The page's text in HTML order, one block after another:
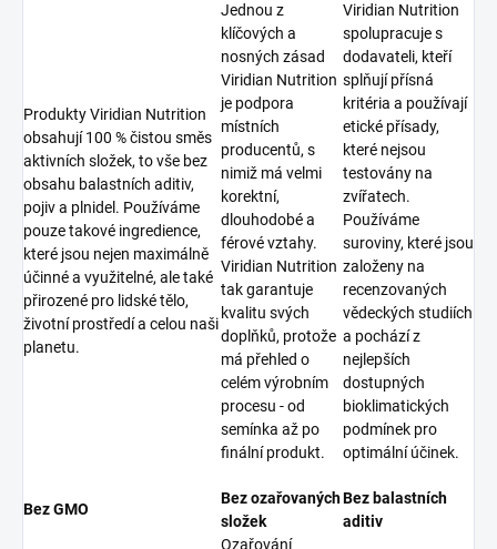
Produkty Viridian Nutrition
obsahují 100 % čistou směs
aktivních složek, to vše bez
obsahu balastních aditiv,
pojiv a plnidel. Používáme
pouze takové ingredience,
které jsou nejen maximálně
účinné a využitelné, ale také
přirozené pro lidské tělo,
životní prostředí a celou naši
planetu.
Jednou z
klíčových a
nosných zásad
Viridian Nutrition
je podpora
místních
producentů, s
nimiž má velmi
korektní,
dlouhodobé a
férové vztahy.
Viridian Nutrition
tak garantuje
kvalitu svých
doplňků, protože
má přehled o
celém výrobním
procesu - od
semínka až po
finální produkt.
Viridian Nutrition
spolupracuje s
dodavateli, kteří
splňují přísná
kritéria a používají
etické přísady,
které nejsou
testovány na
zvířatech.
Používáme
suroviny, které jsou
založeny na
recenzovaných
vědeckých studiích
a pochází z
nejlepších
dostupných
bioklimatických
podmínek pro
optimální účinek.
Bez GMO
Bez ozařovaných
složek
Bez balastních
aditiv
Ozařování